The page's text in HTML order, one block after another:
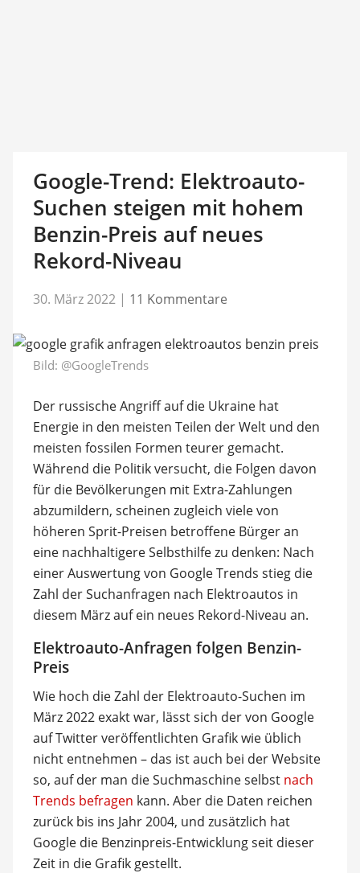
Google-Trend: Elektroauto-
Suchen steigen mit hohem
Benzin-Preis auf neues
Rekord-Niveau
30. März 2022 | 11 Kommentare
Bild: @GoogleTrends
Der russische Angriff auf die Ukraine hat
Energie in den meisten Teilen der Welt und den
meisten fossilen Formen teurer gemacht.
Während die Politik versucht, die Folgen davon
für die Bevölkerungen mit Extra-Zahlungen
abzumildern, scheinen zugleich viele von
höheren Sprit-Preisen betroffene Bürger an
eine nachhaltigere Selbsthilfe zu denken: Nach
einer Auswertung von Google Trends stieg die
Zahl der Suchanfragen nach Elektroautos in
diesem März auf ein neues Rekord-Niveau an.
Elektroauto-Anfragen folgen Benzin-
Preis
Wie hoch die Zahl der Elektroauto-Suchen im
März 2022 exakt war, lässt sich der von Google
auf Twitter veröffentlichten Grafik wie üblich
nicht entnehmen – das ist auch bei der Website
so, auf der man die Suchmaschine selbst nach
Trends befragen kann. Aber die Daten reichen
zurück bis ins Jahr 2004, und zusätzlich hat
Google die Benzinpreis-Entwicklung seit dieser
Zeit in die Grafik gestellt.